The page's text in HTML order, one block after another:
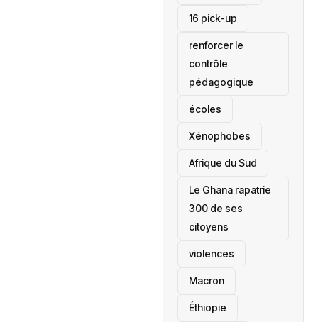
16 pick-up
renforcer le
contrôle
pédagogique
écoles
‎Xénophobes
Afrique du Sud
Le Ghana rapatrie
300 de ses
citoyens
violences
Macron
Éthiopie